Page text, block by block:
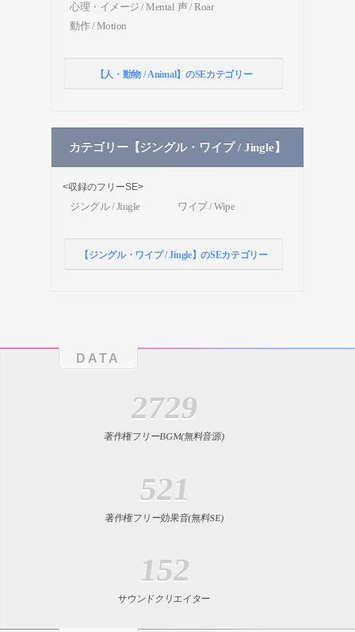
心理・イメージ / Mental 声 / Roar
動作 / Motion
【人・動物 / Animal】のSEカテゴリー
カテゴリー【ジングル・ワイプ / Jingle】
<収録のフリーSE>
ジングル / Jingle ワイプ / Wipe
【ジングル・ワイプ / Jingle】のSEカテゴリー
DATA
2729
著作権フリーBGM(無料音源)
521
著作権フリー効果音(無料SE)
152
サウンドクリエイター